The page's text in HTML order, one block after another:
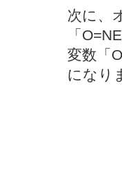
次に、
「
変数「
になり